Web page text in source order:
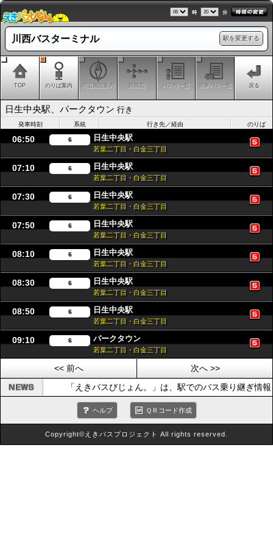
時 分
駅を変更する
川西バスターミナル
TOP のりば案内 周辺施設案内 路線図 バス停一覧 発車バス一覧 戻る
日生中央駅、パークタウン 行き
発車時刻 系統 行き先／経由 のりば
06:50 6 日生中央駅
若葉二丁目・白金三丁目
07:10 6 日生中央駅
若葉二丁目・白金三丁目
07:30 6 日生中央駅
若葉二丁目・白金三丁目
07:50 6 日生中央駅
若葉二丁目・白金三丁目
08:10 6 日生中央駅
若葉二丁目・白金三丁目
08:30 6 日生中央駅
若葉二丁目・白金三丁目
08:50 6 日生中央駅
若葉二丁目・白金三丁目
09:10 6 パークタウン
若葉二丁目・白金三丁目
<< 前へ
次へ >>
「えきバスびじょん。」は、駅でのバス乗り継ぎ情
ヘルプ ＱＲコード作成
Copyright©えきバスプロジェクト All rights reserved.